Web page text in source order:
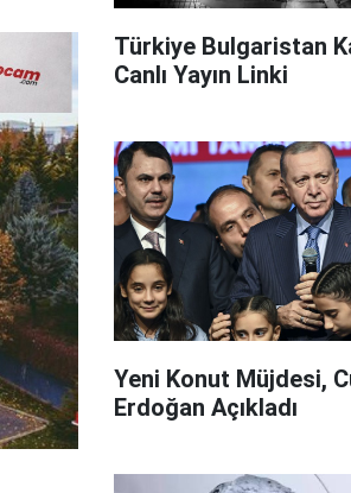
Türkiye Bulgaristan
Canlı Yayın Linki
Yeni Konut Müjdesi,
Erdoğan Açıkladı